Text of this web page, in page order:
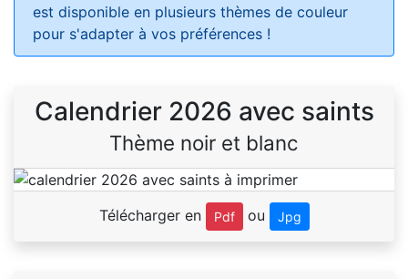
est disponible en plusieurs thèmes de couleur
pour s'adapter à vos préférences !
Calendrier 2026 avec saints
Thème noir et blanc
Télécharger en Pdf ou Jpg